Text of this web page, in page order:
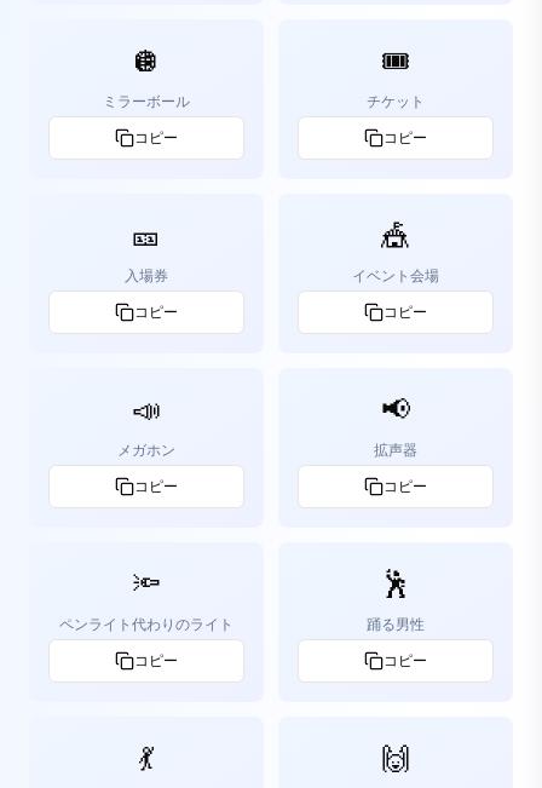
🪩
ミラーボール
コピー
🎟️
チケット
コピー
🎫
入場券
コピー
🎪
イベント会場
コピー
📣
メガホン
コピー
📢
拡声器
コピー
🔦
ペンライト代わりのライト
コピー
🕺
踊る男性
コピー
💃 🙌